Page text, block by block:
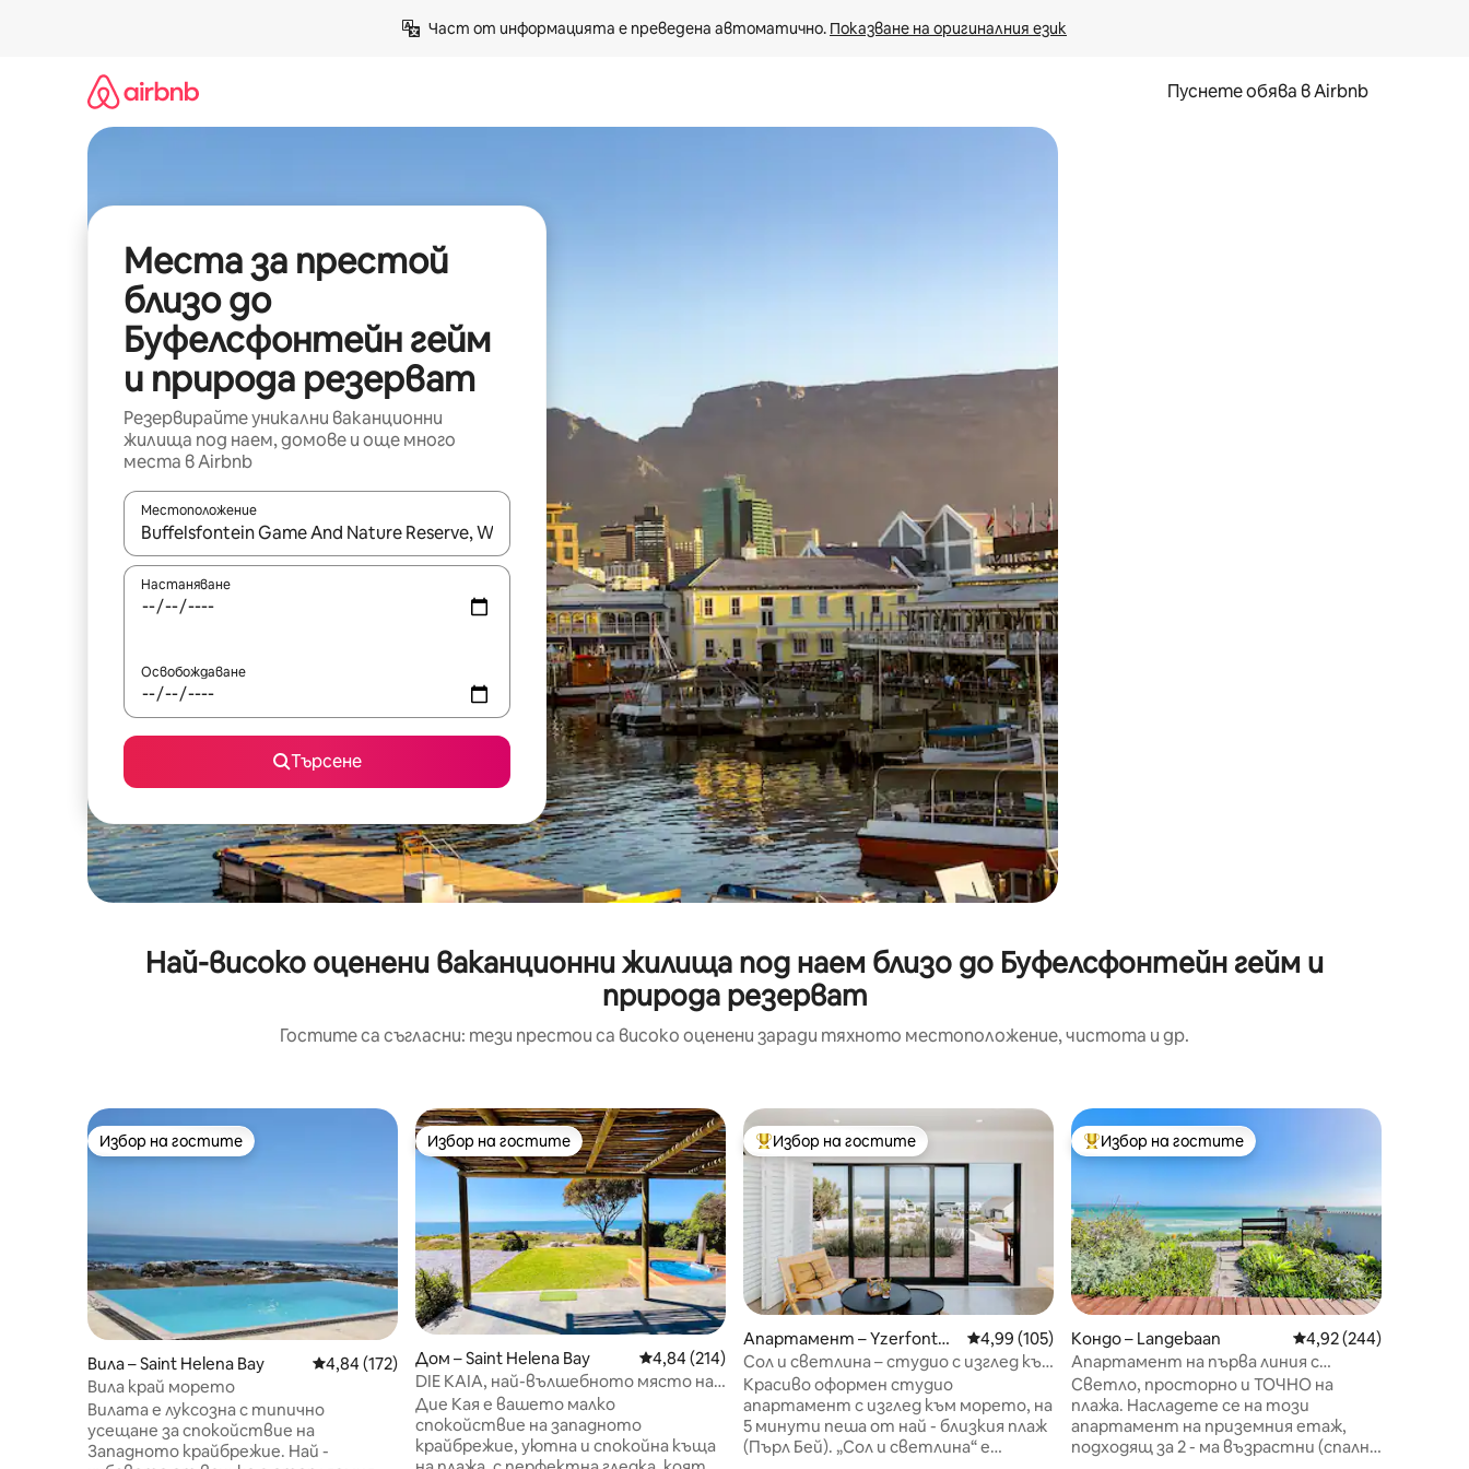
Част от информацията е преведена автоматично. Показване на оригиналния език
Пуснете обява в Airbnb
Места за престой
близо до
Буфелсфонтейн гейм
и природа резерват
Резервирайте уникални ваканционни
жилища под наем, домове и още много
места в Airbnb
Местоположение
Когато резултатите се покажат, използвайте клавишите със стрелки нагоре и надолу или навигирайте с докосване или плъзгане.
Настаняване
Освобождаване
Търсене
Най-високо оценени ваканционни жилища под наем близо до Буфелсфонтейн гейм и
природа резерват
Гостите са съгласни: тези престои са високо оценени заради тяхното местоположение, чистота и др.
Избор на гостите
Избор на гостите
Вила – Saint Helena Bay Средна оценка: 4,84 от 5, 172 отзива
4,84 (172)
Вила край морето
Вилата е луксозна с типично
усещане за спокойствие на
Западното крайбрежие. Най -
Избор на гостите
Избор на гостите
Дом – Saint Helena Bay Средна оценка: 4,84 от 5, 214 отзива
4,84 (214)
DIE KAIA, най-вълшебното място на
брега
Дие Кая е вашето малко
спокойствие на западното
крайбрежие, уютна и спокойна къща
Най-популярен избор на гостите
Избор на гостите
Апартамент – Yzerfontei
n
Средна оценка: 4,99 от 5, 105 отзива
4,99 (105)
Сол и светлина – студио с изглед към
морето
Красиво оформен студио
апартамент с изглед към морето, на
5 минути пеша от най - близкия плаж
(Пърл Бей). „Сол и светлина“ е
Най-популярен избор на гостите
Избор на гостите
Кондо – Langebaan Средна оценка: 4,92
4,92 (244)
Апартамент на първа линия с
директен достъп до плажа.
Светло, просторно и ТОЧНО на
плажа. Насладете се на този
апартамент на приземния етаж,
подходящ за 2 - ма възрастни (спалня